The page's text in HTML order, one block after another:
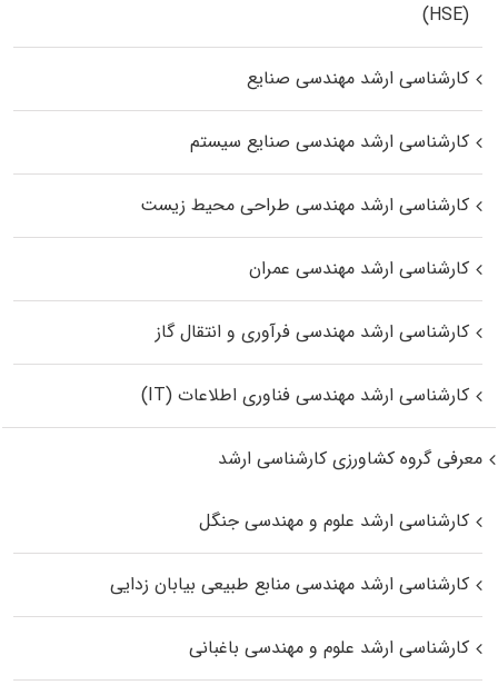
(HSE)
کارشناسی ارشد مهندسی صنایع
کارشناسی ارشد مهندسی صنایع سیستم
کارشناسی ارشد مهندسی طراحی محیط زیست
کارشناسی ارشد مهندسی عمران
کارشناسی ارشد مهندسی فرآوری و انتقال گاز
کارشناسی ارشد مهندسی فناوری اطلاعات (IT)
معرفی گروه کشاورزی کارشناسی ارشد
کارشناسی ارشد علوم و مهندسی جنگل
کارشناسی ارشد مهندسی منابع طبیعی بیابان زدایی
کارشناسی ارشد علوم و مهندسی باغبانی